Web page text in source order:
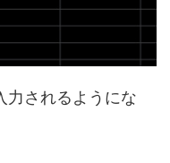
力されるようにな